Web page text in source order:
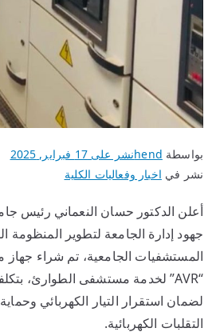
بواسطة hendنشر على17 فبراير, 2025
نشر في اخبار وفعاليات الكلية
أعلن الدكتور حسان النعماني رئيس
جهود إدارة الجامعة لتطوير المنظومة
المستشفيات الجامعية، تم شراء جهاز
لضمان استقرار التيار الكهربائي
التقلبات الكهربائية.